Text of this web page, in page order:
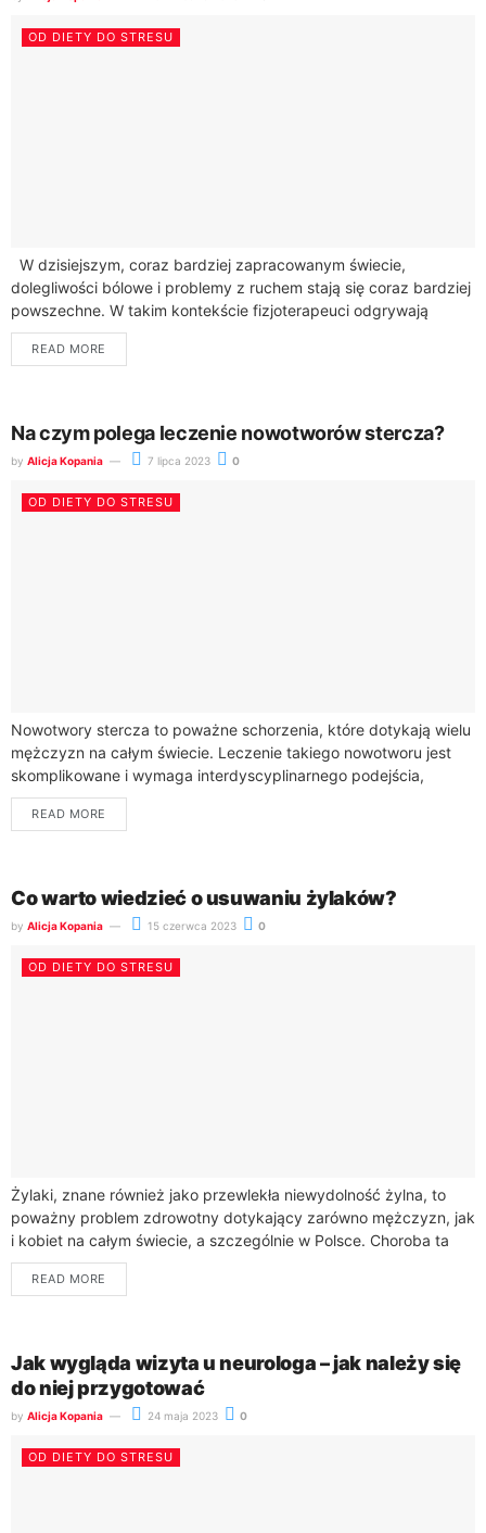
OD DIETY DO STRESU
W dzisiejszym, coraz bardziej zapracowanym świecie,
dolegliwości bólowe i problemy z ruchem stają się coraz bardziej
powszechne. W takim kontekście fizjoterapeuci odgrywają
kluczową rolę w poprawie jakości życia wielu...
READ MORE
Na czym polega leczenie nowotworów stercza?
by Alicja Kopania 7 lipca 2023 0
OD DIETY DO STRESU
Nowotwory stercza to poważne schorzenia, które dotykają wielu
mężczyzn na całym świecie. Leczenie takiego nowotworu jest
skomplikowane i wymaga interdyscyplinarnego podejścia,
obejmującego różne metody terapeutyczne. Wybór
odpowiedniego leczenia zależy od...
READ MORE
Co warto wiedzieć o usuwaniu żylaków?
by Alicja Kopania 15 czerwca 2023 0
OD DIETY DO STRESU
Żylaki, znane również jako przewlekła niewydolność żylna, to
poważny problem zdrowotny dotykający zarówno mężczyzn, jak
i kobiet na całym świecie, a szczególnie w Polsce. Choroba ta
charakteryzuje się poszerzeniem i...
READ MORE
Jak wygląda wizyta u neurologa – jak należy się
do niej przygotować
by Alicja Kopania 24 maja 2023 0
OD DIETY DO STRESU